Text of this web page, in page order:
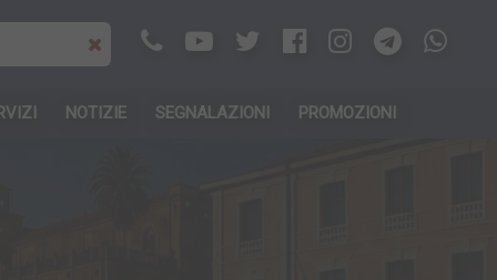
NOTIZIE SEGNALAZIONI PROMOZIONI